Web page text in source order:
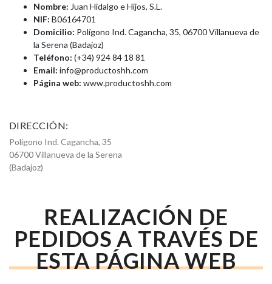
Nombre: Juan Hidalgo e Hijos, S.L.
NIF: B06164701
Domicilio: Polígono Ind. Cagancha, 35, 06700 Villanueva de
la Serena (Badajoz)
Teléfono: (+34) 924 84 18 81
Email: info@productoshh.com
Página web: www.productoshh.com
DIRECCIÓN:
Polígono Ind. Cagancha, 35
06700 Villanueva de la Serena
(Badajoz)
REALIZACIÓN DE
PEDIDOS A TRAVÉS DE
ESTA PÁGINA WEB